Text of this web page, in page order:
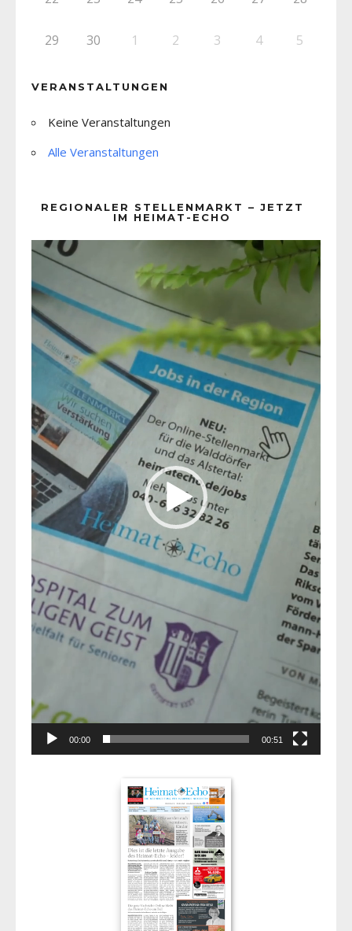
29 30 1 2 3 4 5
VERANSTALTUNGEN
Keine Veranstaltungen
Alle Veranstaltungen
REGIONALER STELLENMARKT – JETZT
IM HEIMAT-ECHO
Player
00:00 00:51